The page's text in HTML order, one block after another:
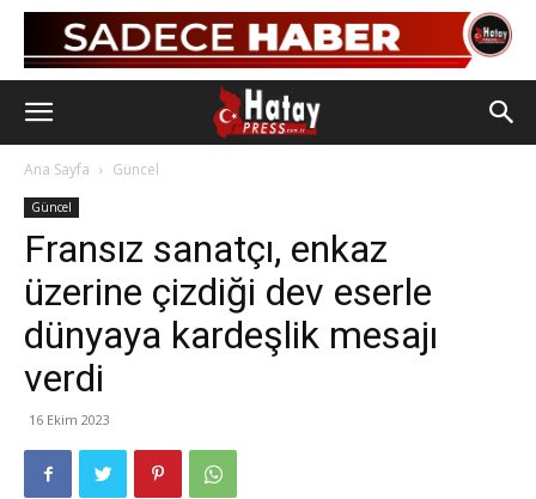
Ana Sayfa Güncel
Güncel
Fransız sanatçı, enkaz
üzerine çizdiği dev eserle
dünyaya kardeşlik mesajı
verdi
16 Ekim 2023